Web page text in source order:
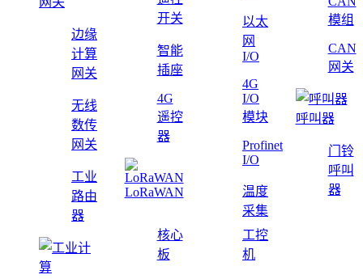
边缘
计算
网关
无线
数传
网关
工业
路由
器
开关
智能
插座
4G
遥控
器
LoRaWAN
以太
网
I/O
4G
I/O
模块
Profinet
I/O
温度
采集
模组
CAN
网关
呼叫器
门铃
呼叫
器
核心
板
工控
机